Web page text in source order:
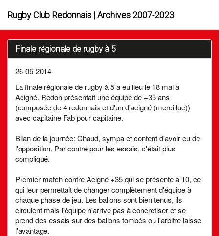
Rugby Club Redonnais | Archives 2007-2023
Finale régionale de rugby à 5
26-05-2014
La finale régionale de rugby à 5 a eu lieu le 18 mai à
Acigné. Redon présentait une équipe de +35 ans
(composée de 4 redonnais et d'un d'acigné (merci luc))
avec capitaine Fab pour capitaine.
Bilan de la journée: Chaud, sympa et content d'avoir eu de
l'opposition. Par contre pour les essais, c'était plus
compliqué.
Premier match contre Acigné +35 qui se présente à 10, ce
qui leur permettait de changer complètement d'équipe à
chaque phase de jeu. Les ballons sont bien tenus, ils
circulent mais l'équipe n'arrive pas à concrétiser et se
prend des essais sur des ballons tombés ou l'arbitre laisse
l'avantage.